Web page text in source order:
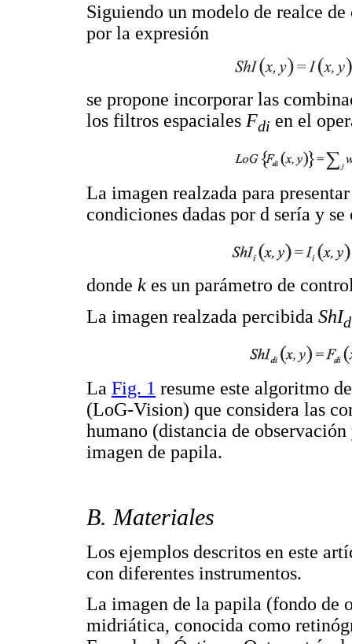
Siguiendo un modelo de realce
por la expresión
se propone incorporar las
los filtros espaciales Fdi en el
La imagen realzada para
condiciones dadas por d sería y
donde k es un parámetro de
La imagen realzada percibida ShI
La Fig. 1 resume este algoritmo
(LoG-Vision) que considera las
humano (distancia de
imagen de papila.
B. Materiales
Los ejemplos descritos en este
con diferentes instrumentos.
La imagen de la papila (fondo de
midriática, conocida como